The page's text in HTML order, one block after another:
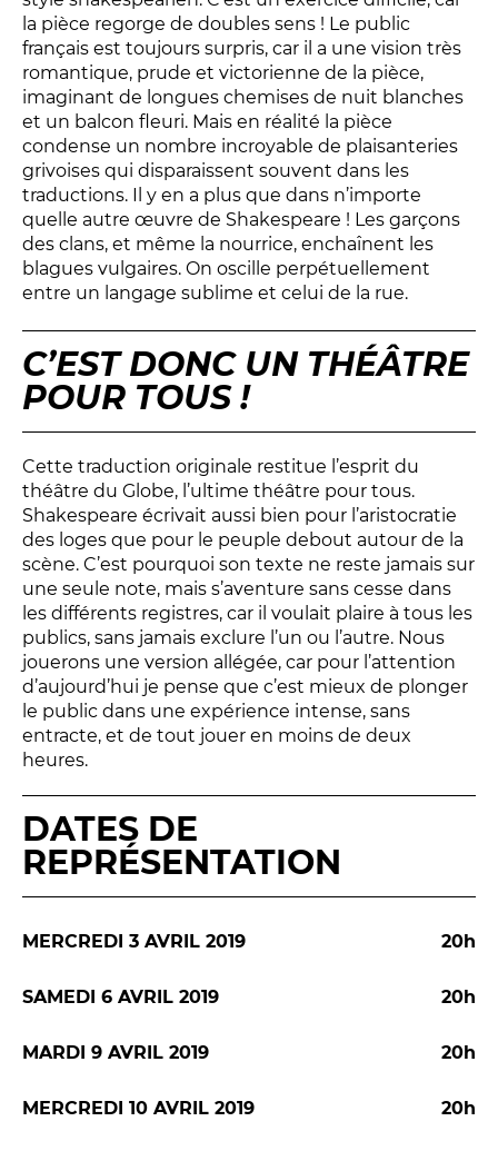
la pièce regorge de doubles sens ! Le public
français est toujours surpris, car il a une vision très
romantique, prude et victorienne de la pièce,
imaginant de longues chemises de nuit blanches
et un balcon fleuri. Mais en réalité la pièce
condense un nombre incroyable de plaisanteries
grivoises qui disparaissent souvent dans les
traductions. Il y en a plus que dans n’importe
quelle autre œuvre de Shakespeare ! Les garçons
des clans, et même la nourrice, enchaînent les
blagues vulgaires. On oscille perpétuellement
entre un langage sublime et celui de la rue.
C’EST DONC UN THÉÂTRE
POUR TOUS !
Cette traduction originale restitue l’esprit du
théâtre du Globe, l’ultime théâtre pour tous.
Shakespeare écrivait aussi bien pour l’aristocratie
des loges que pour le peuple debout autour de la
scène. C’est pourquoi son texte ne reste jamais sur
une seule note, mais s’aventure sans cesse dans
les différents registres, car il voulait plaire à tous les
publics, sans jamais exclure l’un ou l’autre. Nous
jouerons une version allégée, car pour l’attention
d’aujourd’hui je pense que c’est mieux de plonger
le public dans une expérience intense, sans
entracte, et de tout jouer en moins de deux
heures.
DATES DE
REPRÉSENTATION
MERCREDI 3 AVRIL 2019 20h
SAMEDI 6 AVRIL 2019 20h
MARDI 9 AVRIL 2019 20h
MERCREDI 10 AVRIL 2019 20h